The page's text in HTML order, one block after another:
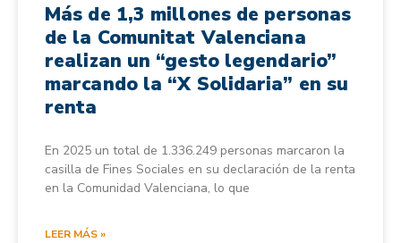
Más de 1,3 millones de personas
de la Comunitat Valenciana
realizan un “gesto legendario”
marcando la “X Solidaria” en su
renta
En 2025 un total de 1.336.249 personas marcaron la
casilla de Fines Sociales en su declaración de la renta
en la Comunidad Valenciana, lo que
LEER MÁS »